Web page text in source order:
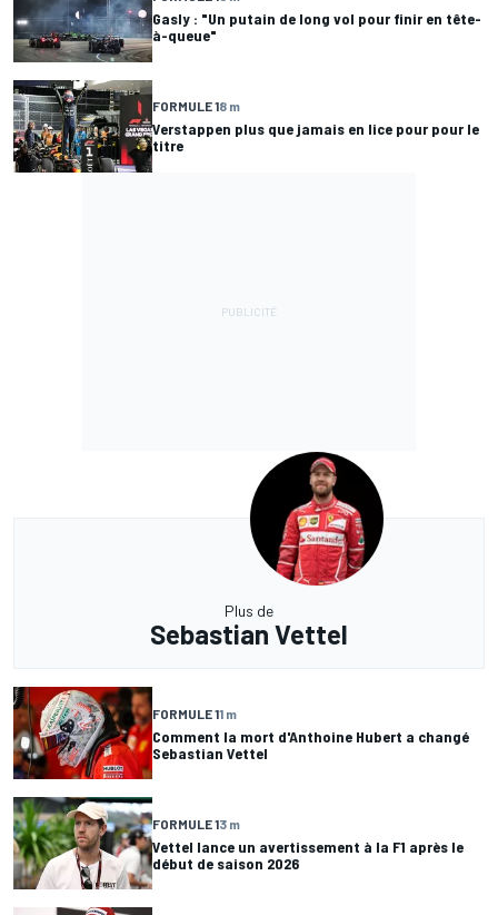
Gasly : "Un putain de long vol pour finir en tête-
à-queue"
FORMULE 18 m
Verstappen plus que jamais en lice pour pour le
titre
Plus de
Sebastian Vettel
FORMULE 11 m
Comment la mort d'Anthoine Hubert a changé
Sebastian Vettel
FORMULE 13 m
Vettel lance un avertissement à la F1 après le
début de saison 2026